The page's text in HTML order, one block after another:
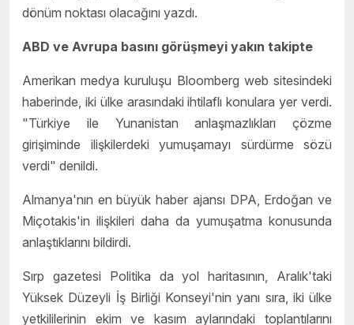
dönüm noktası olacağını yazdı.
ABD ve Avrupa basını görüşmeyi yakın takipte
Amerikan medya kuruluşu Bloomberg web sitesindeki
haberinde, iki ülke arasındaki ihtilaflı konulara yer verdi.
"Türkiye ile Yunanistan anlaşmazlıkları çözme
girişiminde ilişkilerdeki yumuşamayı sürdürme sözü
verdi" denildi.
Almanya'nın en büyük haber ajansı DPA, Erdoğan ve
Miçotakis'in ilişkileri daha da yumuşatma konusunda
anlaştıklarını bildirdi.
Sırp gazetesi Politika da yol haritasının, Aralık'taki
Yüksek Düzeyli İş Birliği Konseyi'nin yanı sıra, iki ülke
yetkililerinin ekim ve kasım aylarındaki toplantılarını